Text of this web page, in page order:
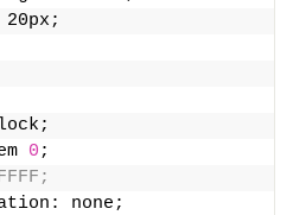
20px;
0 ;
none;